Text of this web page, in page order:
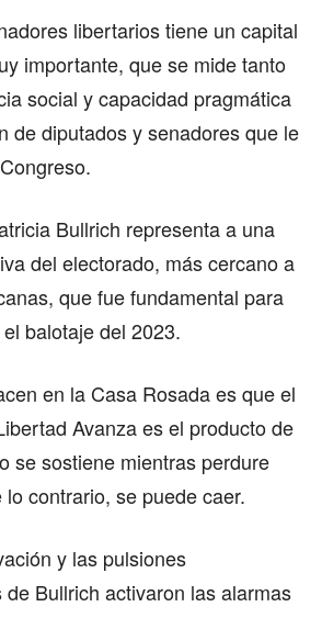
libertarios tiene un capital
importante, que se mide tanto
social y capacidad pragmática
de diputados y senadores que le
Bullrich representa a una
del electorado, más cercano a
que fue fundamental para
balotaje del 2023.
en la Casa Rosada es que el
Avanza es el producto de
se sostiene mientras perdure
contrario, se puede caer.
y las pulsiones
Bullrich activaron las alarmas